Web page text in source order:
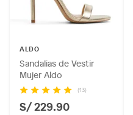
Ficha del producto:
Marca: Aldo
Tipo: Sandalias
Género: Mujer
Horma: Normal
Material: Sintético
ALDO
Sandalias de Vestir
Mujer Aldo
(13)
S/ 229.90